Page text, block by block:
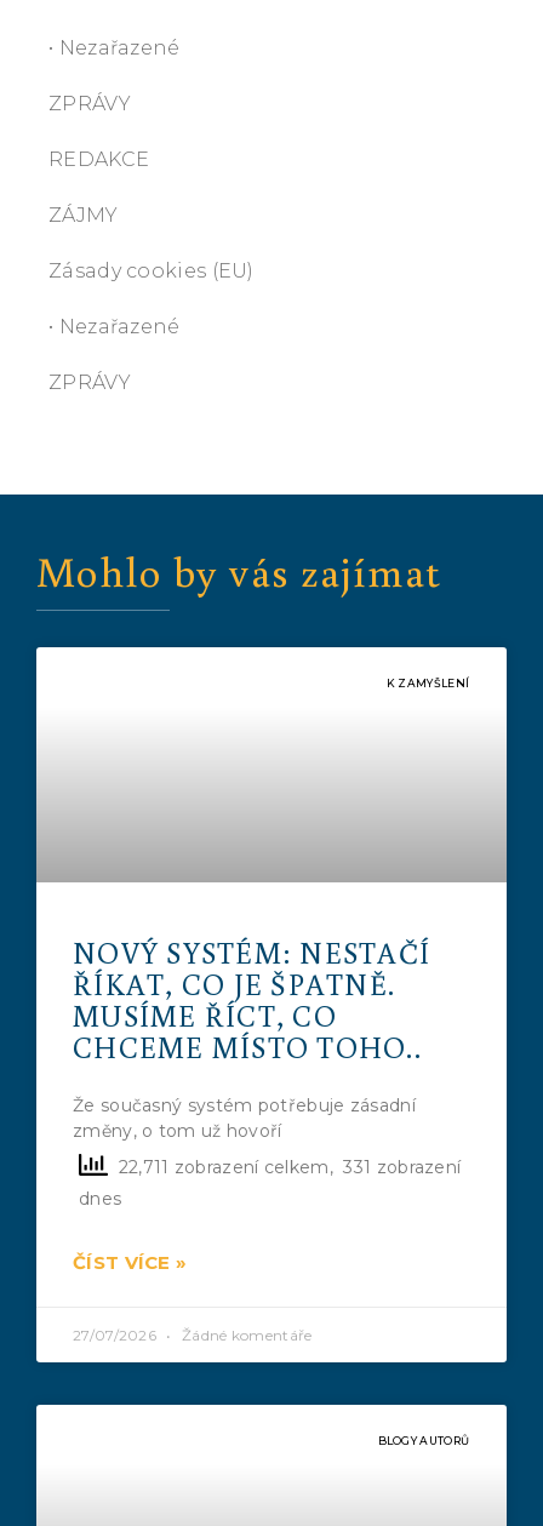
• Nezařazené
ZPRÁVY
REDAKCE
ZÁJMY
Zásady cookies (EU)
• Nezařazené
ZPRÁVY
Mohlo by vás zajímat
K ZAMYŠLENÍ
NOVÝ SYSTÉM: NESTAČÍ
ŘÍKAT, CO JE ŠPATNĚ.
MUSÍME ŘÍCT, CO
CHCEME MÍSTO TOHO..
Že současný systém potřebuje zásadní
změny, o tom už hovoří
22,711 zobrazení celkem, 331 zobrazení
dnes
ČÍST VÍCE »
27/07/2026 Žádné komentáře
BLOGY AUTORŮ